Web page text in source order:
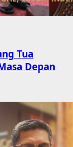
Tua
Depan